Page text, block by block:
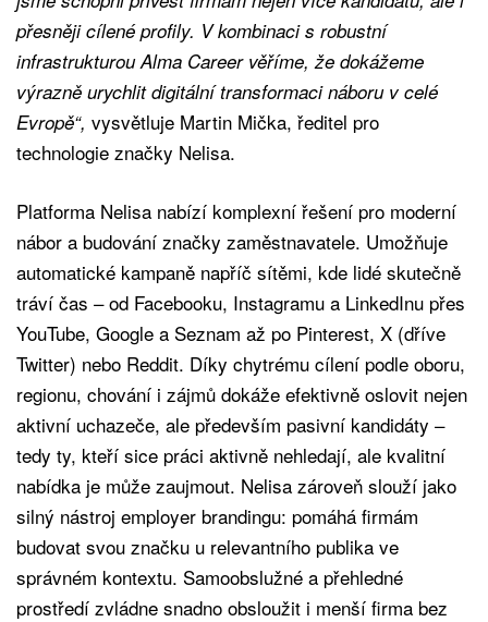
přesněji cílené profily. V kombinaci s robustní
infrastrukturou Alma Career věříme, že dokážeme
výrazně urychlit digitální transformaci náboru v celé
Evropě“, vysvětluje Martin Mička, ředitel pro
technologie značky Nelisa.
Platforma Nelisa nabízí komplexní řešení pro moderní
nábor a budování značky zaměstnavatele. Umožňuje
automatické kampaně napříč sítěmi, kde lidé skutečně
tráví čas – od Facebooku, Instagramu a LinkedInu přes
YouTube, Google a Seznam až po Pinterest, X (dříve
Twitter) nebo Reddit. Díky chytrému cílení podle oboru,
regionu, chování i zájmů dokáže efektivně oslovit nejen
aktivní uchazeče, ale především pasivní kandidáty –
tedy ty, kteří sice práci aktivně nehledají, ale kvalitní
nabídka je může zaujmout. Nelisa zároveň slouží jako
silný nástroj employer brandingu: pomáhá firmám
budovat svou značku u relevantního publika ve
správném kontextu. Samoobslužné a přehledné
prostředí zvládne snadno obsloužit i menší firma bez